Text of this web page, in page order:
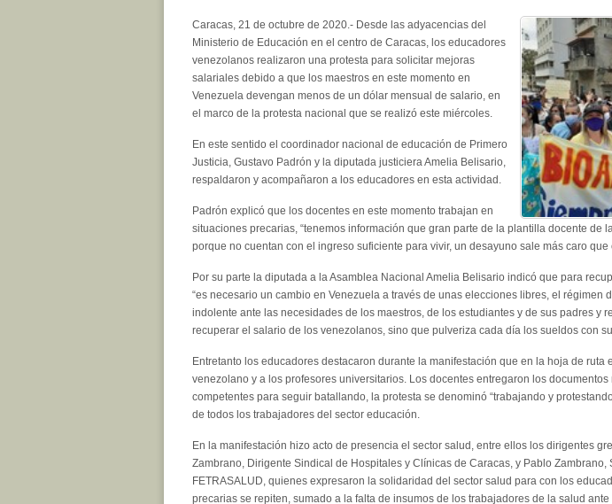
Caracas, 21 de octubre de 2020.- Desde las adyacencias del
Ministerio de Educación en el centro de Caracas, los educadores
venezolanos realizaron una protesta para solicitar mejoras
salariales debido a que los maestros en este momento en
Venezuela devengan menos de un dólar mensual de salario, en
el marco de la protesta nacional que se realizó este miércoles.
En este sentido el coordinador nacional de educación de Primero
Justicia, Gustavo Padrón y la diputada justiciera Amelia Belisario,
respaldaron y acompañaron a los educadores en esta actividad.
Padrón explicó que los docentes en este momento trabajan en
situaciones precarias, “tenemos información que gran parte de la plantilla docente de
porque no cuentan con el ingreso suficiente para vivir, un desayuno sale más caro que
Por su parte la diputada a la Asamblea Nacional Amelia Belisario indicó que para
“es necesario un cambio en Venezuela a través de unas elecciones libres, el régimen
indolente ante las necesidades de los maestros, de los estudiantes y de sus padres y
recuperar el salario de los venezolanos, sino que pulveriza cada día los sueldos con
Entretanto los educadores destacaron durante la manifestación que en la hoja de ruta
venezolano y a los profesores universitarios. Los docentes entregaron los
competentes para seguir batallando, la protesta se denominó “trabajando y
de todos los trabajadores del sector educación.
En la manifestación hizo acto de presencia el sector salud, entre ellos los dirigentes
Zambrano, Dirigente Sindical de Hospitales y Clínicas de Caracas, y Pablo Zambrano,
FETRASALUD, quienes expresaron la solidaridad del sector salud para con los
precarias se repiten, sumado a la falta de insumos de los trabajadores de la salud